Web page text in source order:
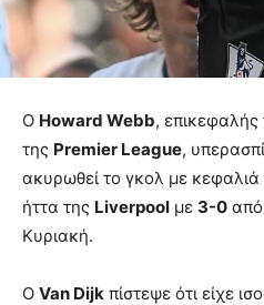
Ο Howard Webb, επικεφαλής
της Premier League,
ακυρωθεί το γκολ με κεφαλιά
ήττα της Liverpool με 3-0 από
Κυριακή.
Ο Van Dijk πίστεψε ότι είχε